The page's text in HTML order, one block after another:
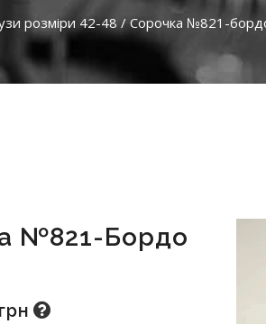
розміри 42-48 / Сорочка №821-
№821-Бордо
Грн